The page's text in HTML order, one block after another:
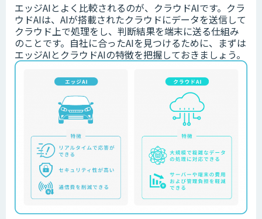
エッジAIとよく比較されるのが、クラウドAIです。クラ
ウドAIは、AIが搭載されたクラウドにデータを送信して
クラウド上で処理をし、判断結果を端末に送る仕組み
のことです。自社に合ったAIを見つけるために、まずは
エッジAIとクラウドAIの特徴を把握しておきましょう。